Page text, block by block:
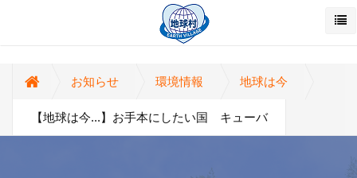
お知らせ 環境情報 地球は今
【地球は今...】お手本にしたい国 キューバ